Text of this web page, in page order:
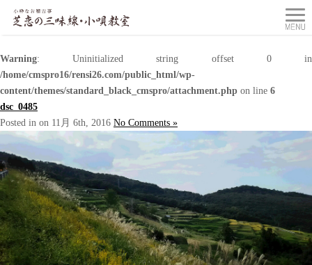
Warning: Uninitialized string offset 0 in
/home/cmspro16/rensi26.com/public_html/wp-
content/themes/standard_black_cmspro/attachment.php on line 6
dsc_0485
Posted in on 11月 6th, 2016 No Comments »